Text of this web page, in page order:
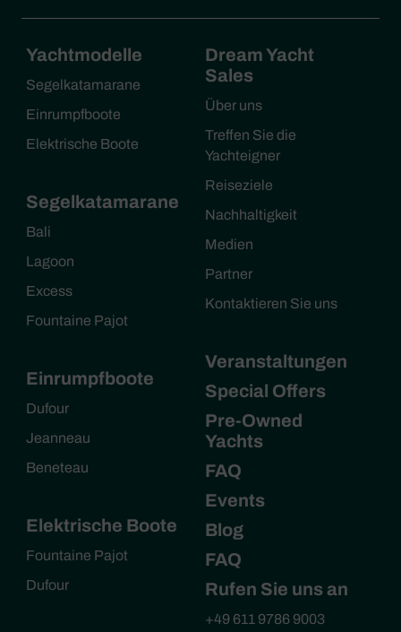
Yachtmodelle
Segelkatamarane
Einrumpfboote
Elektrische Boote
Segelkatamarane
Bali
Lagoon
Excess
Fountaine Pajot
Einrumpfboote
Dufour
Jeanneau
Beneteau
Elektrische Boote
Fountaine Pajot
Dufour
Dream Yacht
Sales
Über uns
Treffen Sie die
Yachteigner
Reiseziele
Nachhaltigkeit
Medien
Partner
Kontaktieren Sie uns
Veranstaltungen
Special Offers
Pre-Owned
Yachts
FAQ
Events
Blog
FAQ
Rufen Sie uns an
+49 611 9786 9003